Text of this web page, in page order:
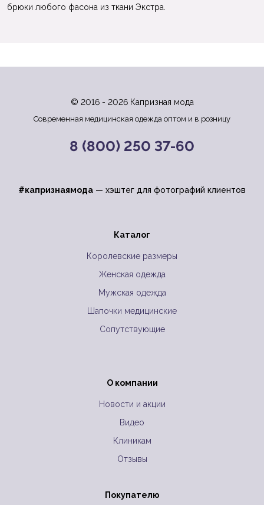
брюки любого фасона из ткани Экстра.
© 2016 - 2026 Капризная мода
Современная медицинская одежда оптом и в розницу
8 (800) 250 37-60
#капризнаямода — хэштег для фотографий клиентов
Каталог
Королевские размеры
Женская одежда
Мужская одежда
Шапочки медицинские
Сопутствующие
О компании
Новости и акции
Видео
Клиникам
Отзывы
Покупателю